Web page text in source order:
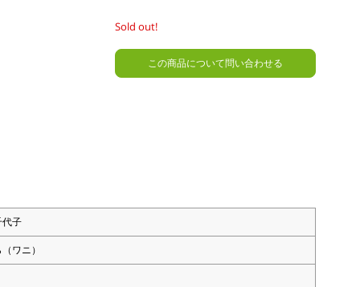
Sold out!
この商品について問い合わせる
代子
ワニ）